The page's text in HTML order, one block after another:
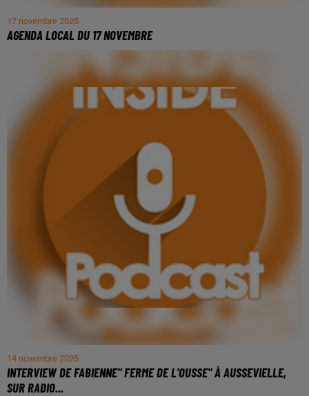
17 novembre 2025
AGENDA LOCAL DU 17 NOVEMBRE
14 novembre 2025
INTERVIEW DE FABIENNE" FERME DE L'OUSSE" À AUSSEVIELLE,
SUR RADIO...